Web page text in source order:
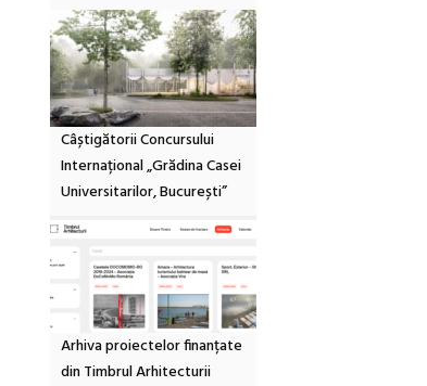
Câștigătorii Concursului
Internațional „Grădina Casei
Universitarilor, București”
Arhiva proiectelor finanțate
din Timbrul Arhitecturii